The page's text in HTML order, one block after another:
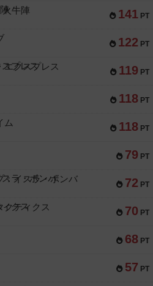
141 PT
火牛陣
122 PT
119 PT
エクスプレス
118 PT
118 PT
ム
79 PT
72 PT
：イスラ・ボンバ
70 PT
クティクス
68 PT
57 PT